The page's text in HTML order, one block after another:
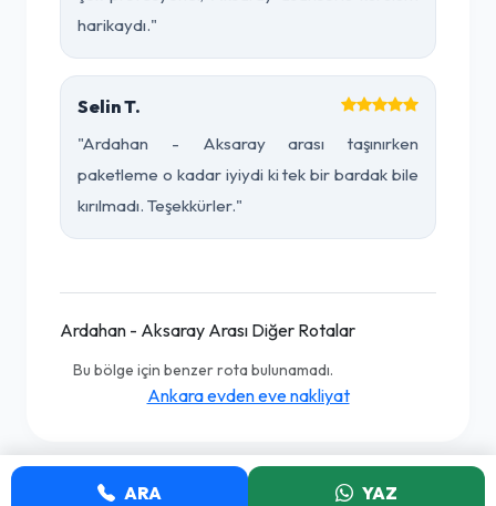
harikaydı."
Selin T.
"Ardahan - Aksaray arası taşınırken
paketleme o kadar iyiydi ki tek bir bardak bile
kırılmadı. Teşekkürler."
Ardahan - Aksaray Arası Diğer Rotalar
Bu bölge için benzer rota bulunamadı.
Ankara evden eve nakliyat
ARA YAZ